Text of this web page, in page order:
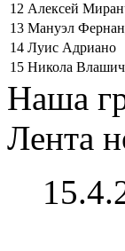
12 Алексей
13 Мануэл
14 Луис Адриано
15 Никола Влашич
Наша
Лента